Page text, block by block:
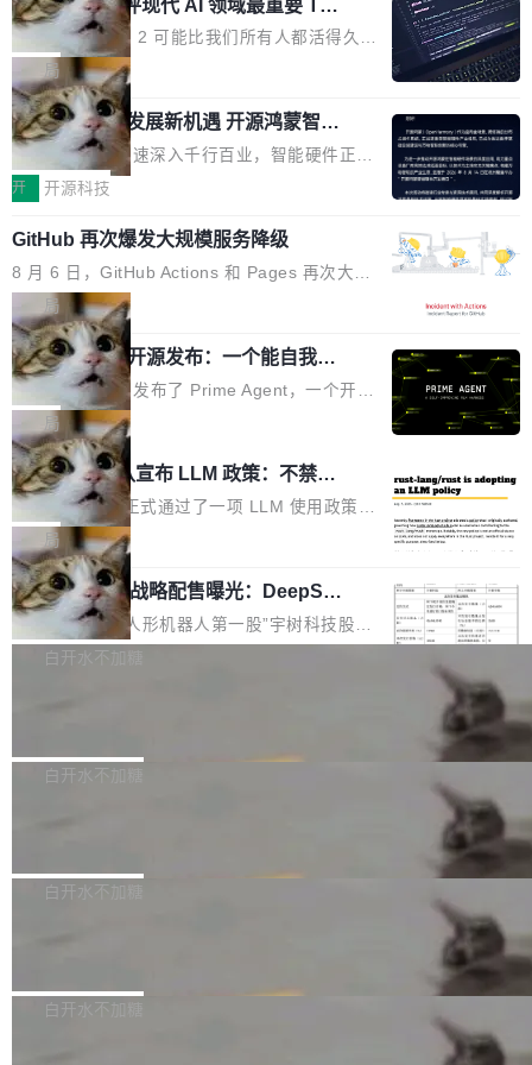
巧机身有效提升市面主流标准A...
的同时,服务商的竞争逻辑正在改变。2026年Top
Agency年度合辑的观察指出,“产品”这个离消费
者最近的载体,在整个品牌营销层面的权重显著变
高了。全域营销服务商的竞争正在从规模转向深
度,案例厚度、全域覆盖、多线协同...
n 这条推文引发了广泛讨论。他不是在说风凉
话，他是说出了一个圈内人尽皆知但很少公开捅
破的事实。 Jordan 随后补充了一句软化声明：
「我不认为这些会议上大部分论文都在过度宣传
或造假。问题是，作为读者，如果你筛选出那些
看起来最令人兴奋的论文，那它们大部分都是过
度宣传的。」 这才是真正的痛点。不是所有论文
都有问题，是最吸引眼球的那批论文最有问题。
他引用的帖子来自 Mathew Shen，一位 ICLR 2
026 的读者：「看了篇 ...
xAI 前工程师评现代 AI 领域最重要 Top
3 开源项目
Flash Attention 2 可能比我们所有人都活得久。
这句话不是来自某个技术博客，而是出自 Hieu
Pham 的一条推文。Hieu Pham 是谁？他是 xAI
的早期工程师之一，在 Grok 训练基础设施团队
工作过。近日他在 X 上发了一条帖子，列出了他
认为现代 AI 领域最重要的三个开源项目。 第一
理由很具体。FA 系列不需要解释，但 FA2 是他
认为最重要的一个——复杂度恰到好处，刚好能
驱动你去学 CuTe，但还没被那些"邪恶的" Hopp
er++ 优化所淹没，足够容易修改和适配。 更关
键的是 FA2 的持久性...
局
共商智能硬件发展新机遇 开源鸿蒙智能
硬件开发者日杭州站即将举行
随着万物智联加速深入千行百业，智能硬件正从
单点设备迈向智能化、网联化、协同化发展。作
鸿蒙通过统一技术底座和分布式能力，为不同类
型智能设备的开发、连接与互联提供关键支撑，
也为产业链企业探索产品创新与商业增长打开新
的空间。 8月14日，开源鸿蒙智能硬件开发者日
（OHDD：OpenHarmony Hardware Develope
r Day）将在杭州启航。活动面向智能硬件产业
链企业和开发者，邀请行业专家与资深技术顾
问，围绕开源鸿蒙技术能力、设备适配、芯片适
配、功耗与稳定性调优、兼容性测评及统一互联
等内容展开系统讲解和实战交流，帮助企业进一
步了解开源鸿蒙在智能...
开 开源科技
GitHub 再次爆发大规模服务降级
8 月 6 日，GitHub Actions 和 Pages 再次大规
模服务降级，Actions 完全不可用超过 5 小时，
webhook 停发，连自托管 runner 也因调度层故
障无法工作。Pages、Copilot code review、C
opilot coding agent 全部受影响。从检测到完全
恢复，大约 12 小时。 这是 2026 年 8 月的第六
起事故，其中四起与 AI/Copilot 服务相关。 Git
Hub 员工 kdaigle 在 HN 讨论中贴出了一组数
据：2025 年全年 10 亿次 commit。现在，每周
2.75 亿次，全年预计 140 亿次。GitHub...
局
Prime Agent 开源发布：一个能自我改
进的编程 Agent，ARC-AGI 3 超越人类
专家基线
Prime Intellect 发布了 Prime Agent，一个开源
的编程 Agent Harness，核心设计围绕两个抽
象：Recursive Language Model（RLM）和 C
ontinual Harness。在 ARC-AGI 3 基准测试
上，Prime Agent + Opus 5 的组合达到了 95.
5% RHAE Best@1，超过了 ARC 报告的人类专
家基线 95.4%。 不是又一个 coding agent 包装
器 Prime Agent 的架构和市面上大多数 coding
agent 有本质区别。大多数 agent harness 的设
计是基于早期模型的能力—...
局
Rust 项目团队宣布 LLM 政策：不禁
止，但你要承认哪些代码不是你写的
Rust 语言项目正式通过了一项 LLM 使用政策，
覆盖 rust-lang/rust 单一仓库的代码贡献。这不
是项目级别的官方立场，目前由五个团队采纳，
但它可能是主流开源项目中关于 AI 辅助贡献最
细致的一份规则。 政策的核心只有一句话：LLM
可以用来分析、提炼、审阅、建议，但不能用来
不得生成涉及安全性的关键变更，除非作者本身
局
宇树科技 IPO 战略配售曝光：DeepSe
ek 获配 93.3 万股，锁定 36 个月
8月6日晚间，“人形机器人第一股”宇树科技股份
有限公司披露IPO发行价格及战略配售结果，杭
36个月。 公告显示，本次宇树科技战略配售对
员工参与设立的专项资产管理计划。其中，Dee
获配9...
白开水不加糖
Bug fixes and enhancements 修复多次传递同
一个回归问题，该问题导致拉取镜像时会拒绝包
题，该问题可能导致在旧版 Linux 内核...
白开水不加糖
e 孵化器项目管理委员会（IPMC）投票中获得
P）！这一里程碑不仅标志着 Fluss 迈入新的发
白开水不加糖
长期停止内容更新，未能实现其作为“AI版维基百
白开水不加糖